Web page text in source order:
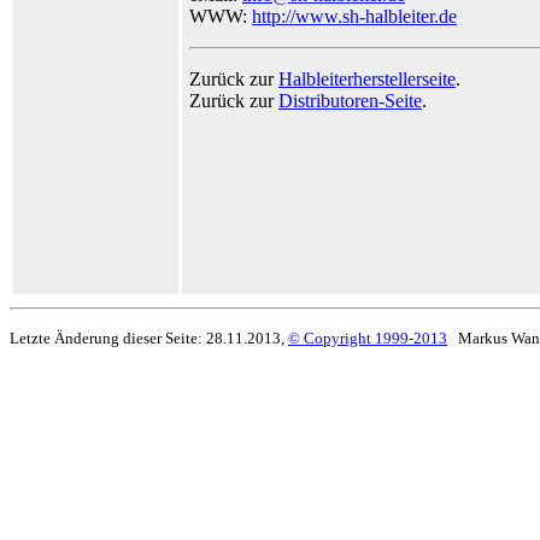
WWW: http://www.sh-halbleiter.de
Zurück zurHalbleiterherstellerseite.
Zurück zurDistributoren-Seite.
Letzte Änderung dieser Seite: 28.11.2013, © Copyright 1999-2013 Markus